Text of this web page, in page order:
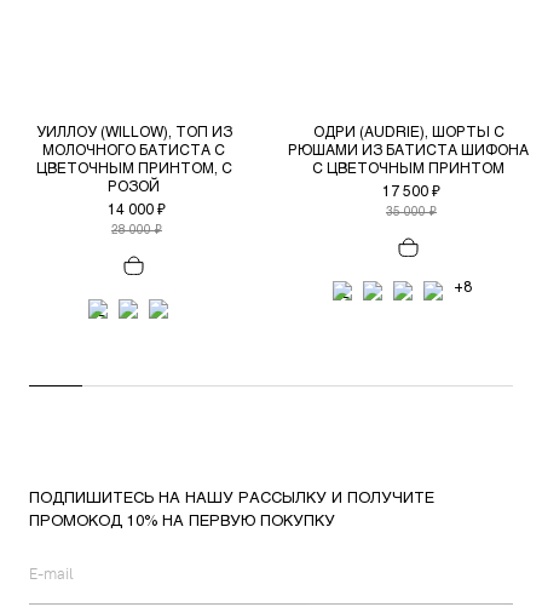
УИЛЛОУ (WILLOW), ТОП ИЗ
МОЛОЧНОГО БАТИСТА С
ЦВЕТОЧНЫМ ПРИНТОМ, С
РОЗОЙ
14 000 ₽
28 000 ₽
ОДРИ (AUDRIE), ШОРТЫ С
РЮШАМИ ИЗ БАТИСТА ШИФОНА
С ЦВЕТОЧНЫМ ПРИНТОМ
17 500 ₽
35 000 ₽
+8
ПОДПИШИТЕСЬ НА НАШУ РАССЫЛКУ И ПОЛУЧИТЕ
ПРОМОКОД 10% НА ПЕРВУЮ ПОКУПКУ